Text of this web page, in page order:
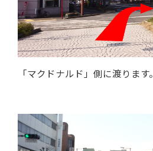
「マクドナルド」側に渡ります。